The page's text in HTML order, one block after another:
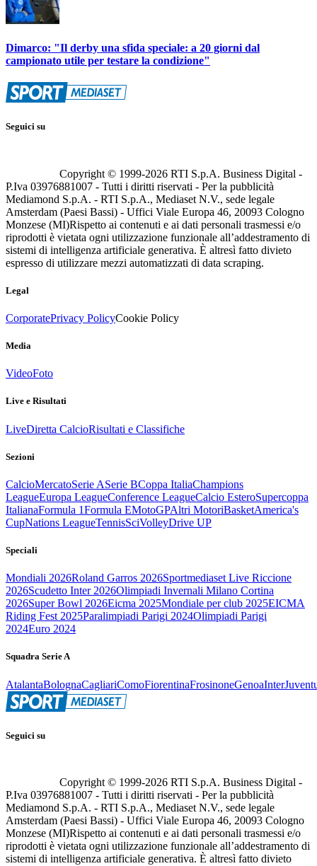
Dimarco: "Il derby una sfida speciale: a 20 giorni dal
campionato utile per testare la condizione"
Seguici su
Copyright © 1999-2026 RTI S.p.A. Business Digital -
P.Iva 03976881007 - Tutti i diritti riservati - Per la pubblicità
Mediamond S.p.A. - RTI S.p.A., Mediaset N.V., sede legale
Amsterdam (Paesi Bassi) - Uffici Viale Europa 46, 20093 Cologno
Monzese (MI)Rispetto ai contenuti e ai dati personali trasmessi e/o
riprodotti è vietata ogni utilizzazione funzionale all’addestramento di
sistemi di intelligenza artificiale generativa. È altresì fatto divieto
espresso di utilizzare mezzi automatizzati di data scraping.
Legal
CorporatePrivacy PolicyCookie Policy
Media
VideoFoto
Live e Risultati
LiveDiretta CalcioRisultati e Classifiche
Sezioni
CalcioMercatoSerie ASerie BCoppa ItaliaChampions
LeagueEuropa LeagueConference LeagueCalcio EsteroSupercoppa
ItalianaFormula 1Formula EMotoGPAltri MotoriBasketAmerica's
CupNations LeagueTennisSciVolleyDrive UP
Speciali
Mondiali 2026Roland Garros 2026Sportmediaset Live Riccione
2026Scudetto Inter 2026Olimpiadi Invernali Milano Cortina
2026Super Bowl 2026Eicma 2025Mondiale per club 2025EICMA
Riding Fest 2025Paralimpiadi Parigi 2024Olimpiadi Parigi
2024Euro 2024
Squadra Serie A
AtalantaBolognaCagliariComoFiorentinaFrosinoneGenoaInter
Seguici su
Copyright © 1999-2026 RTI S.p.A. Business Digital -
P.Iva 03976881007 - Tutti i diritti riservati - Per la pubblicità
Mediamond S.p.A. - RTI S.p.A., Mediaset N.V., sede legale
Amsterdam (Paesi Bassi) - Uffici Viale Europa 46, 20093 Cologno
Monzese (MI)Rispetto ai contenuti e ai dati personali trasmessi e/o
riprodotti è vietata ogni utilizzazione funzionale all’addestramento di
sistemi di intelligenza artificiale generativa. È altresì fatto divieto